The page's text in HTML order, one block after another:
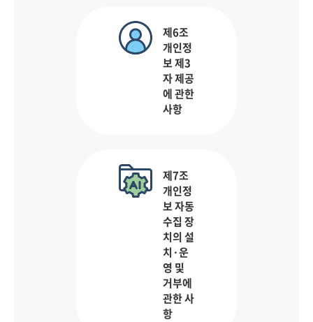
제6조
개인정
보 제3
자 제공
에 관한
사항
제7조
개인정
보 자동
수집 장
치의 설
치·운
영 및
거부에
관한 사
항